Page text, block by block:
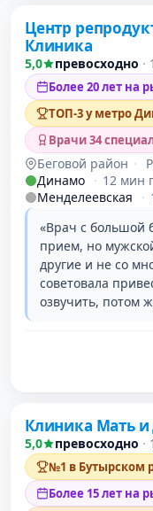
2
Центр
Клиника
5,0 превосходно ·
Более 20 лет на
ТОП-3 у метро
Врачи 34
Беговой район ·
Динамо · 12 мин
Менделеевская
·
«Врач с большой
прием, но
другие и не со
советовала
озвучить, потом
3
Клиника Мать и
5,0 превосходно ·
№1 в Бутырском
Более 15 лет на